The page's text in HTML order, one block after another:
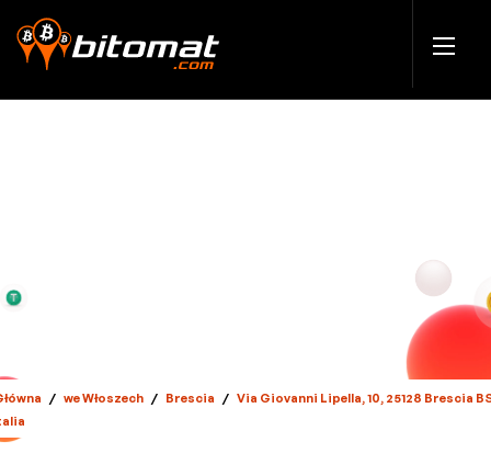
/ we Włoszech / Brescia / Via Giovanni Lipella, 10, 25128 Brescia